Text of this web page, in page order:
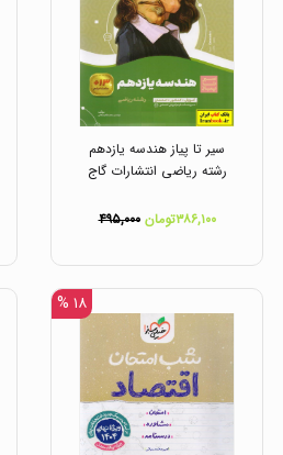
سیر تا پیاز هندسه یازدهم
رشته ریاضی انتشارات گاج
۳۸۶,۱۰۰تومان ۴۹۵,۰۰۰
۱۸ %